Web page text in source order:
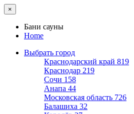
×
Бани сауны
Home
Выбрать город
Краснодарский край 819
Краснодар 219
Сочи 158
Анапа 44
Московская область 726
Балашиха 32